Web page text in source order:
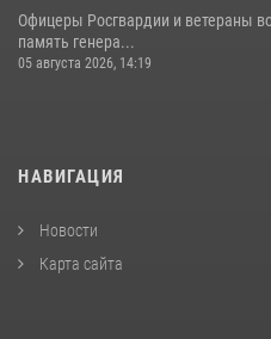
Офицеры Росгвардии и ветераны
память генера...
05 августа 2026, 14:19
НАВИГАЦИЯ
Новости
Карта сайта